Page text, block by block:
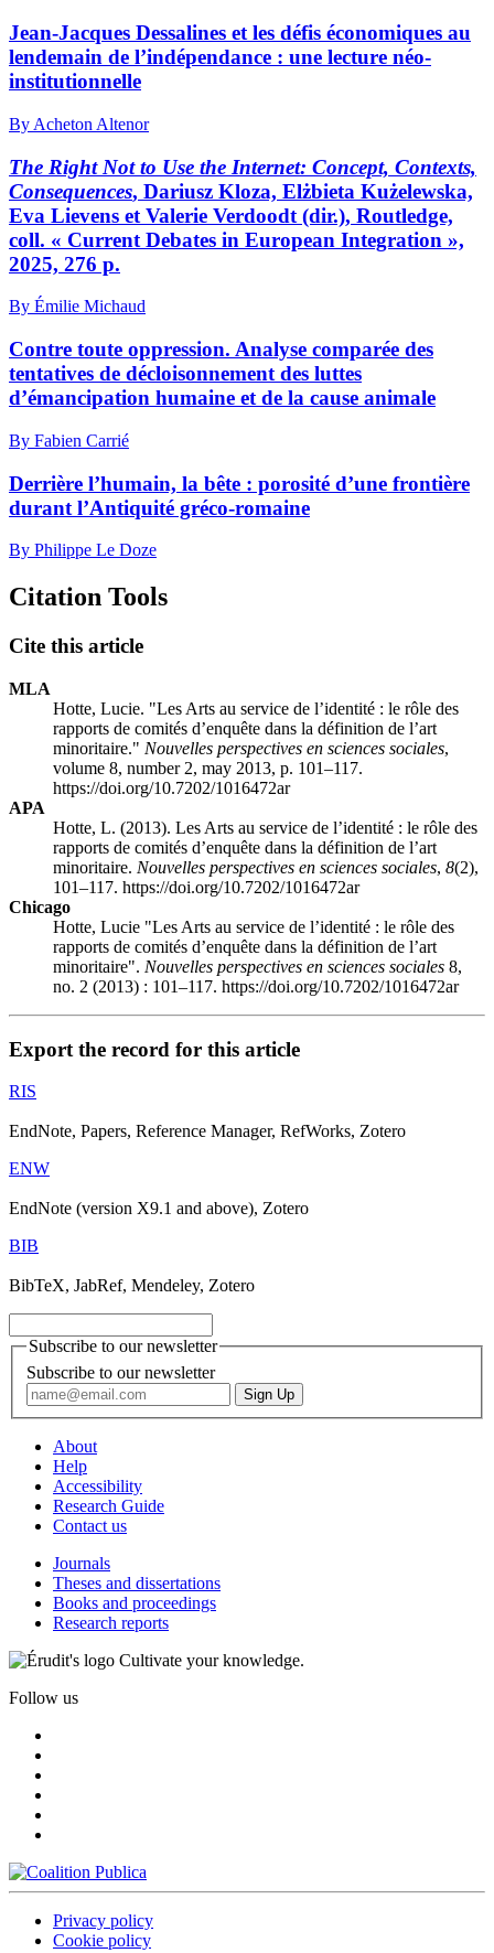
Jean-Jacques Dessalines et les défis économiques au
lendemain de l’indépendance : une lecture néo-
institutionnelle
By Acheton Altenor
The Right Not to Use the Internet: Concept, Contexts,
Consequences, Dariusz Kloza, Elżbieta Kużelewska,
Eva Lievens et Valerie Verdoodt (dir.), Routledge,
coll. « Current Debates in European Integration »,
2025, 276 p.
By Émilie Michaud
Contre toute oppression. Analyse comparée des
tentatives de décloisonnement des luttes
d’émancipation humaine et de la cause animale
By Fabien Carrié
Derrière l’humain, la bête : porosité d’une frontière
durant l’Antiquité gréco-romaine
By Philippe Le Doze
Citation Tools
Cite this article
MLA
Hotte, Lucie. "Les Arts au service de l’identité : le rôle des
rapports de comités d’enquête dans la définition de l’art
minoritaire." Nouvelles perspectives en sciences sociales,
volume 8, number 2, may 2013, p. 101–117.
https://doi.org/10.7202/1016472ar
APA
Hotte, L. (2013). Les Arts au service de l’identité : le rôle des
rapports de comités d’enquête dans la définition de l’art
minoritaire. Nouvelles perspectives en sciences sociales, 8(2),
101–117. https://doi.org/10.7202/1016472ar
Chicago
Hotte, Lucie "Les Arts au service de l’identité : le rôle des
rapports de comités d’enquête dans la définition de l’art
minoritaire". Nouvelles perspectives en sciences sociales 8,
no. 2 (2013) : 101–117. https://doi.org/10.7202/1016472ar
Export the record for this article
RIS
EndNote, Papers, Reference Manager, RefWorks, Zotero
ENW
EndNote (version X9.1 and above), Zotero
BIB
BibTeX, JabRef, Mendeley, Zotero
Subscribe to our newsletter
Subscribe to our newsletter
About
Help
Accessibility
Research Guide
Contact us
Journals
Theses and dissertations
Books and proceedings
Research reports
Cultivate your knowledge.
Follow us
Privacy policy
Cookie policy